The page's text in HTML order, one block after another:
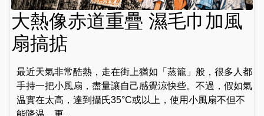
大熱像赤道重疊 濕毛巾加風
扇搞掂
最近天氣非常酷熱，走在街上猶如「蒸籠」般，很多人都
手持一把小風扇，盡量讓自己感覺涼快些。不過，假如氣
温實在太高，達到攝氏35°C或以上，使用小風扇不但不